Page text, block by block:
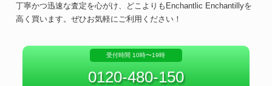
丁寧かつ迅速な査定を心がけ、どこよりもEnchantlic Enchantillyを
高く買います。ぜひお気軽にご利用ください！
受付時間 10時〜19時
0120-480-150